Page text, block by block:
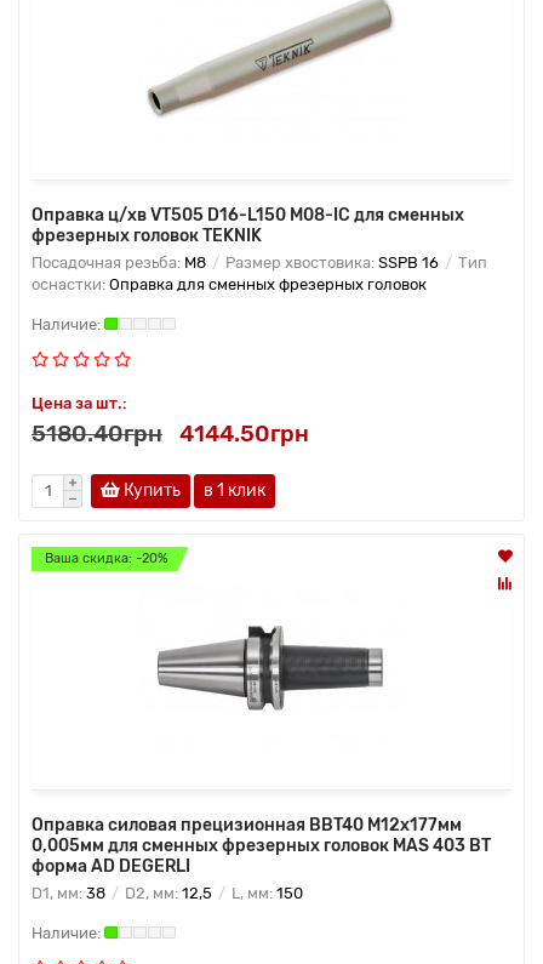
Оправка ц/хв VT505 D16-L150 M08-IC для сменных
фрезерных головок TEKNIK
Посадочная резьба: M8 Размер хвостовика: SSPB 16
Тип
оснастки: Оправка для сменных фрезерных головок
Цена за шт.:
5180.40грн 4144.50грн
Купить в 1 клик
Ваша скидка: -20%
Оправка силовая прецизионная BBT40 M12x177мм
0,005мм для сменных фрезерных головок MAS 403 BT
форма AD DEGERLI
D1, мм: 38 D2, мм: 12,5 L, мм: 150